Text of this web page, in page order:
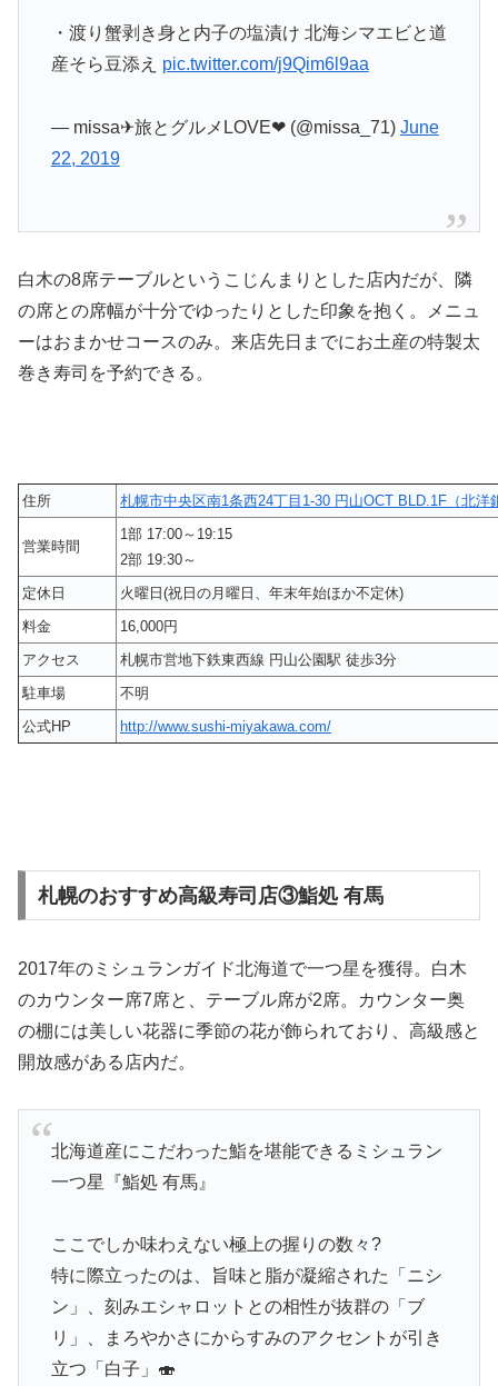
・渡り蟹剥き身と内子の塩漬け 北海シマエビと道
産そら豆添え pic.twitter.com/j9Qim6l9aa
— missa✈︎旅とグルメLOVE❤︎ (@missa_71) June
22, 2019
白木の8席テーブルというこじんまりとした店内だが、隣
の席との席幅が十分でゆったりとした印象を抱く。メニュ
ーはおまかせコースのみ。来店先日までにお土産の特製太
巻き寿司を予約できる。
住所 札幌市中央区南1条西24丁目1-30 円山OCT BLD.1F（北洋
営業時間
1部 17:00～19:15
2部 19:30～
定休日
火曜日(祝日の月曜日、年末年始ほか不定休)
料金
16,000円
アクセス
札幌市営地下鉄東西線 円山公園駅 徒歩3分
駐車場
不明
公式HP
http://www.sushi-miyakawa.com/
札幌のおすすめ高級寿司店③鮨処 有馬
2017年のミシュランガイド北海道で一つ星を獲得。白木
のカウンター席7席と、テーブル席が2席。カウンター奥
の棚には美しい花器に季節の花が飾られており、高級感と
開放感がある店内だ。
北海道産にこだわった鮨を堪能できるミシュラン
一つ星『鮨処 有馬』
ここでしか味わえない極上の握りの数々?
特に際立ったのは、旨味と脂が凝縮された「ニシ
ン」、刻みエシャロットとの相性が抜群の「ブ
リ」、まろやかさにからすみのアクセントが引き
立つ「白子」🍣